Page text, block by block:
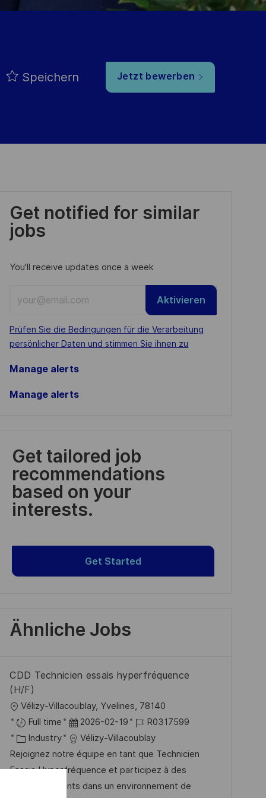
Speichern Jetzt bewerben
Get notified for similar
jobs
You'll receive updates once a week
Email
address
(Required)
Required
Prüfen Sie die Bedingungen für die Verarbeitung
persönlicher Daten und stimmen Sie ihnen zu
Aktivieren
Manage alerts
Manage alerts
Get tailored job
recommendations
based on your
interests.
Get Started
Ähnliche Jobs
CDD Technicien essais hyperfréquence
(H/F)
O
r
t
Vélizy-Villacoublay, Yvelines, 78140
Full time
D
a
t
u
m
2026-02-19
J
o
b
-
I
R0317599
K
a
t
Industry
Vélizy-Villacoublay
Rejoignez notre équipe en tant que Technicien
Essais Hyperfréquence et participez à des
projets innovants dans un environnement de